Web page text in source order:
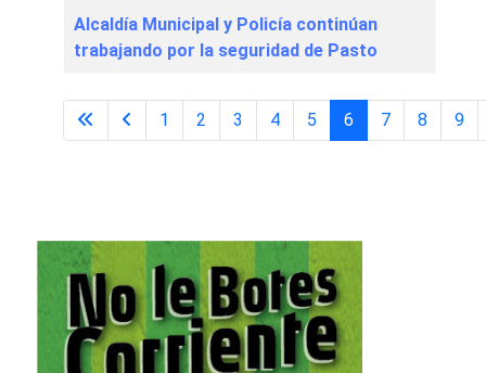
Alcaldía Municipal y Policía continúan
trabajando por la seguridad de Pasto
Página 6 de 67
1 2 3 4 5 6 7 8 9